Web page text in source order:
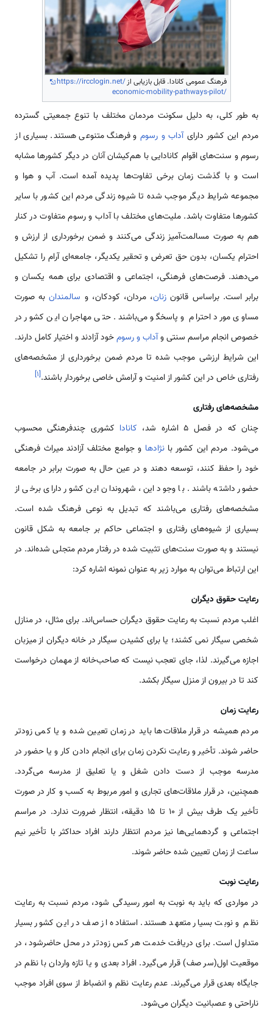
فرهنگ عمومی کانادا. قابل بازیابی ازhttps://ircclogin.net/
economic-mobility-pathways-pilot/
به طور کلی، به دلیل سکونت مردمان مختلف با تنوع جمعیتی گسترده
مردم این کشور دارایآداب و رسوم و فرهنگ متنوعی هستند. بسیاری از
رسوم و سنت‌های اقوام کانادایی با هم‌کیشان آنان در دیگر کشورها مشابه
است و با گذشت زمان برخی تفاوت‌ها پدیده آمده است. آب و هوا و
مجموعه شرایط دیگر موجب شده تا شیوه زندگی مردم این کشور با سایر
کشورها متفاوت باشد. ملیت‌های مختلف با آداب و رسوم متفاوت در کنار
هم به صورت مسالمت‌آمیز زندگی می‌کنند و ضمن برخورداری از ارزش و
احترام یکسان، بدون حق تعرض و تحقیر یکدیگر، جامعه‌ای آرام را تشکیل
می‌دهند. فرصت‌های فرهنگی، اجتماعی و اقتصادی برای همه یکسان و
برابر است. براساس قانون زنان، مردان، کودکان، و سالمندانبه صورت
مساوی مورد احترام و پاسخگو می‌باشند. حتی مهاجران این کشور در
خصوص انجام مراسم سنتی وآداب و رسومخود آزادند و اختیار کامل دارند.
این شرایط ارزشی موجب شده تا مردم ضمن برخورداری از مشخصه‌های
رفتاری خاص در این کشور از امنیت و آرامش خاصی برخوردار باشند.[۱]
مشخصه‌های رفتاری
چنان که در فصل 5 اشاره شد،
کانادا کشوری چندفرهنگی محسوب
می‌شود. مردم این کشور بانژادها و جوامع مختلف آزادند میراث فرهنگی
خود را حفظ کنند، توسعه دهند و در عین حال به صورت برابر در جامعه
حضور داشته باشند. با وجود این، شهروندان این کشور دارای برخی از
مشخصه‌های رفتاری می‌باشند که تبدیل به نوعی فرهنگ شده است.
بسیاری از شیوه‌های رفتاری و اجتماعی حاکم بر جامعه به شکل قانون
نیستند و به صورت سنت‌های تثبیت شده در رفتار مردم متجلی شده‌اند. در
این ارتباط می‌توان به موارد زیر به عنوان نمونه اشاره کرد:
رعایت حقوق دیگران
اغلب مردم نسبت به رعایت حقوق دیگران حساس‌اند. برای مثال، در منازل
شخصی سیگار نمی کشند؛ یا برای کشیدن سیگار در خانه دیگران از میزبان
اجازه می‌گیرند. لذا، جای تعجب نیست که صاحب‌خانه از مهمان درخواست
کند تا در بیرون از منزل سیگار بکشد.
رعایت زمان
مردم همیشه در قرار ملاقات‌ها باید در زمان تعیین شده و یا کمی زودتر
حاضر شوند. تأخیر و رعایت نکردن زمان برای انجام دادن کار و یا حضور در
مدرسه موجب از دست دادن شغل و یا تعلیق از مدرسه می‌گردد.
همچنین، در قرار ملاقات‌های تجاری و امور مربوط به کسب و کار در صورت
تأخیر یک طرف بیش از ۱۰ تا ۱۵ دقیقه، انتظار ضرورت ندارد. در مراسم
اجتماعی و گردهمایی‌ها نیز مردم انتظار دارند افراد حداکثر با تأخیر نیم
ساعت از زمان تعیین شده حاضر شوند.
رعایت نوبت
در مواردی که باید به نوبت به امور رسیدگی شود، مردم نسبت به رعایت
نظم و نوبت بسیار متعهد هستند. استفاده از صف در این کشور بسیار
متداول است. برای دریافت خدمت هر کس زودتر در محل حاضرشود، در
موقعیت اول(سر صف) قرار می‌گیرد. افراد بعدی و یا تازه واردان با نظم در
جایگاه بعدی قرار می‌گیرند. عدم رعایت نظم و انضباط از سوی افراد موجب
ناراحتی و عصبانیت دیگران می‌شود.